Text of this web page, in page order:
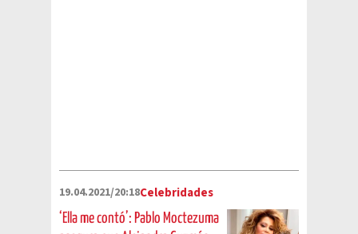
19.04.2021/20:18Celebridades
‘Ella me contó’: Pablo Moctezuma